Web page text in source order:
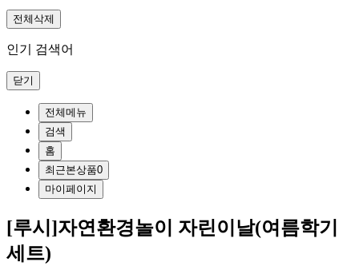
전체삭제
인기 검색어
닫기
전체메뉴
검색
홈
최근본상품0
마이페이지
[루시]자연환경놀이 자린이날(여름학기
세트)